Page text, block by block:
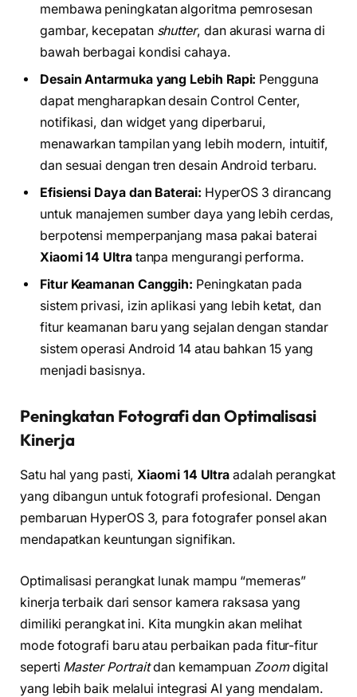
membawa peningkatan algoritma pemrosesan
gambar, kecepatan shutter, dan akurasi warna di
bawah berbagai kondisi cahaya.
Desain Antarmuka yang Lebih Rapi: Pengguna
dapat mengharapkan desain Control Center,
notifikasi, dan widget yang diperbarui,
menawarkan tampilan yang lebih modern, intuitif,
dan sesuai dengan tren desain Android terbaru.
Efisiensi Daya dan Baterai: HyperOS 3 dirancang
untuk manajemen sumber daya yang lebih cerdas,
berpotensi memperpanjang masa pakai baterai
Xiaomi 14 Ultratanpa mengurangi performa.
Fitur Keamanan Canggih: Peningkatan pada
sistem privasi, izin aplikasi yang lebih ketat, dan
fitur keamanan baru yang sejalan dengan standar
sistem operasi Android 14 atau bahkan 15 yang
menjadi basisnya.
Peningkatan Fotografi dan Optimalisasi
Kinerja
Satu hal yang pasti,Xiaomi 14 Ultra adalah perangkat
yang dibangun untuk fotografi profesional. Dengan
pembaruan HyperOS 3, para fotografer ponsel akan
mendapatkan keuntungan signifikan.
Optimalisasi perangkat lunak mampu “memeras”
kinerja terbaik dari sensor kamera raksasa yang
dimiliki perangkat ini. Kita mungkin akan melihat
mode fotografi baru atau perbaikan pada fitur-fitur
seperti Master Portraitdan kemampuan Zoomdigital
yang lebih baik melalui integrasi AI yang mendalam.